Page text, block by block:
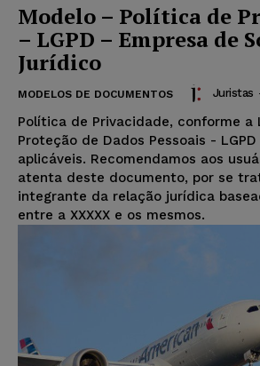
Modelo – Política de
– LGPD – Empresa de
Jurídico
MODELOS DE DOCUMENTOS Juristas
Política de Privacidade, conforme a
Proteção de Dados Pessoais -
aplicáveis. Recomendamos aos
atenta deste documento, por se
integrante da relação jurídica
entre a XXXXX e os mesmos.